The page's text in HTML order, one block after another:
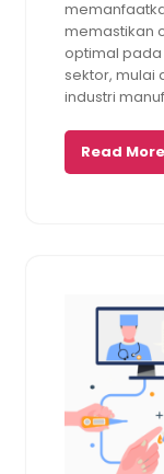
memastikan
optimal
sektor, mulai
industri
Read More